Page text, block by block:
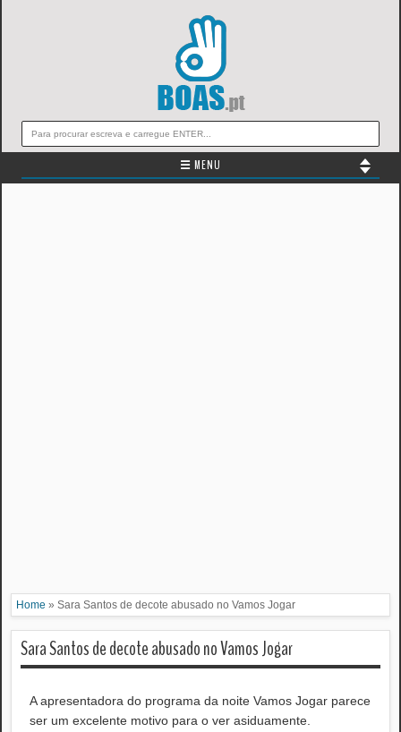
☰ MENU
Home » Sara Santos de decote abusado no Vamos Jogar
Sara Santos de decote abusado no Vamos Jogar
A apresentadora do programa da noite Vamos Jogar parece
ser um excelente motivo para o ver asiduamente.